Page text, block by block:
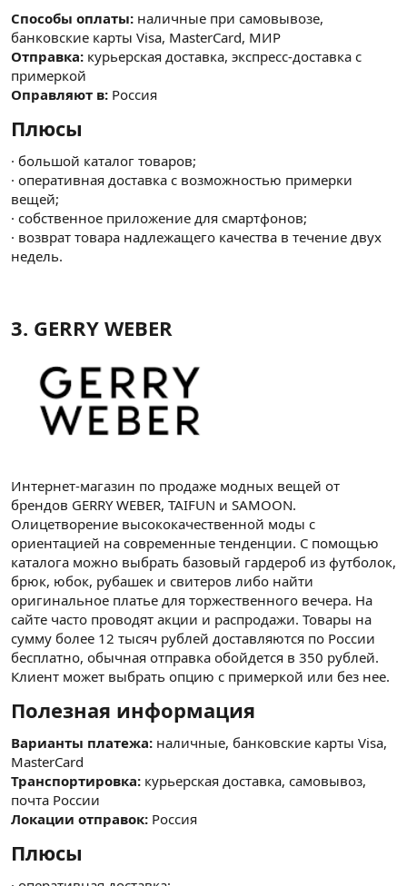
Способы оплаты: наличные при самовывозе,
банковские карты Visa, MasterCard, МИР
Отправка: курьерская доставка, экспресс-доставка с
примеркой
Оправляют в: Россия
Плюсы​
· большой каталог товаров;
· оперативная доставка с возможностью примерки
вещей;
· собственное приложение для смартфонов;
· возврат товара надлежащего качества в течение двух
недель.
3. GERRY WEBER​
Интернет-магазин по продаже модных вещей от
брендов GERRY WEBER, TAIFUN и SAMOON.
Олицетворение высококачественной моды с
ориентацией на современные тенденции. С помощью
каталога можно выбрать базовый гардероб из футболок,
брюк, юбок, рубашек и свитеров либо найти
оригинальное платье для торжественного вечера. На
сайте часто проводят акции и распродажи. Товары на
сумму более 12 тысяч рублей доставляются по России
бесплатно, обычная отправка обойдется в 350 рублей.
Клиент может выбрать опцию с примеркой или без нее.
Полезная информация​
Варианты платежа: наличные, банковские карты Visa,
MasterCard
Транспортировка: курьерская доставка, самовывоз,
почта России
Локации отправок: Россия
Плюсы​